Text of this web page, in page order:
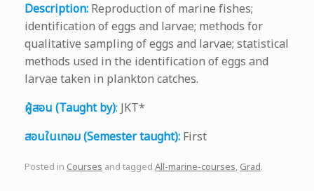
Description: Reproduction of marine fishes;
identification of eggs and larvae; methods for
qualitative sampling of eggs and larvae; statistical
methods used in the identification of eggs and
larvae taken in plankton catches.
ผู้สอน (Taught by): JKT*
สอนในเทอม (Semester taught): First
Posted in Courses and tagged All-marine-courses, Grad.